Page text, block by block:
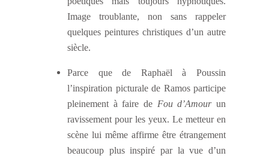
Image troublante, non sans rappeler
quelques peintures christiques d’un autre
siècle.
Parce que de Raphaël à Poussin
l’inspiration picturale de Ramos participe
pleinement à faire de Fou d’Amourun
ravissement pour les yeux. Le metteur en
scène lui même affirme être étrangement
beaucoup plus inspiré par la vue d’un